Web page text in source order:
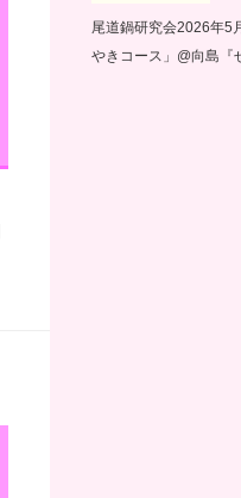
尾道鍋研究会2026年5
やきコース」@向島『